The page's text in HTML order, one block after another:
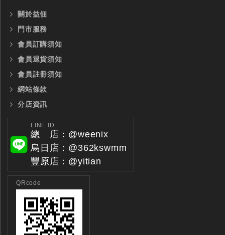
關於益佃
門市服務
會員訂購須知
會員退貨須知
會員註冊須知
網站條款
分店資訊
LINE ID
總 店：@weenix
烏日店：@362kswmm
豐原店：@yitian
QRcode